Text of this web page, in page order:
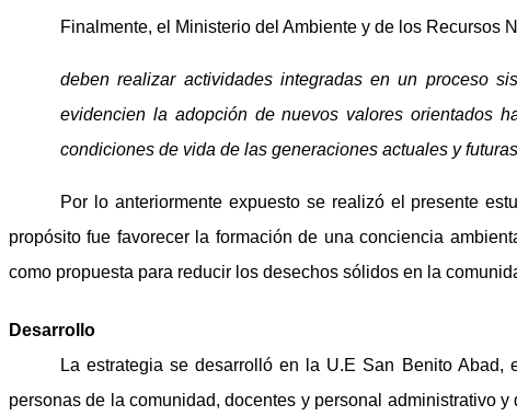
Finalmente, el Ministerio del Ambiente y de los Recursos
deben realizar actividades integradas en un proceso
evidencien la adopción de nuevos valores orientados
condiciones de vida de las generaciones actuales y futuras
Por lo anteriormente expuesto se realizó el presente
propósito fue favorecer la formación de una conciencia
como propuesta para reducir los desechos sólidos en la
Desarrollo
La estrategia se desarrolló en la U.E San Benito Abad,
personas de la comunidad, docentes y personal administrativo